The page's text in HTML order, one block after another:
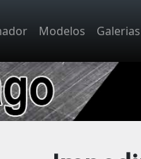
Modelos Galerias